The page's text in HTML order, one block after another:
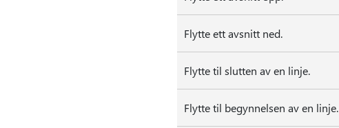
Flytte ett avsnitt ned.
Flytte til slutten av en linje.
Flytte til begynnelsen av en linje.